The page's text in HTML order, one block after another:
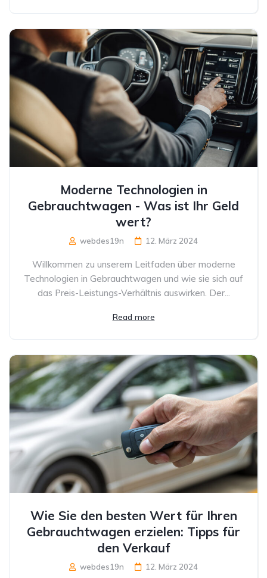
Moderne Technologien in
Gebrauchtwagen - Was ist Ihr Geld
wert?
webdes19n 12. März 2024
Willkommen zu unserem Leitfaden über moderne
Technologien in Gebrauchtwagen und wie sie sich auf
das Preis-Leistungs-Verhältnis auswirken. Der...
Read more
Wie Sie den besten Wert für Ihren
Gebrauchtwagen erzielen: Tipps für
den Verkauf
webdes19n 12. März 2024